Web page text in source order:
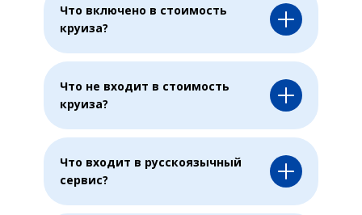
Что включено в стоимость
круиза?
Что не входит в стоимость
круиза?
Что входит в ​русскоязычный
сервис?